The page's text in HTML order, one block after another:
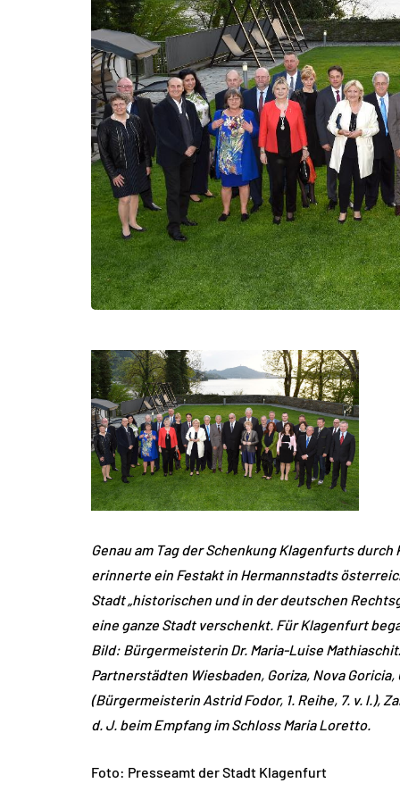
Genau am Tag der Schenkung Klagenfurts
erinnerte ein Festakt in Hermannstadts
Stadt „historischen und in der deutschen
eine ganze Stadt verschenkt. Für Klagenfurt
Bild: Bürgermeisterin Dr. Maria-Luise
Partnerstädten Wiesbaden, Goriza, Nova
(Bürgermeisterin Astrid Fodor, 1. Reihe, 7. v. l.),
d. J. beim Empfang im Schloss Maria Loretto.
Foto: Presseamt der Stadt Klagenfurt